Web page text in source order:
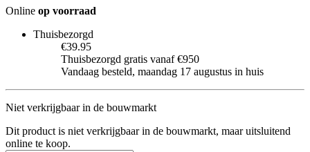
Online op voorraad
Thuisbezorgd
€39.95
Thuisbezorgd gratis vanaf €950
Vandaag besteld, maandag 17 augustus in huis
Niet verkrijgbaar in de bouwmarkt
Dit product is niet verkrijgbaar in de bouwmarkt, maar uitsluitend
online te koop.